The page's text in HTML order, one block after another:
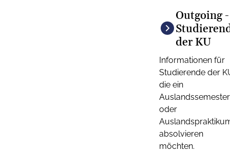
Outgoing -
der KU
Informationen für
Studierende der
die ein
Auslandssemester
oder
absolvieren
möchten.